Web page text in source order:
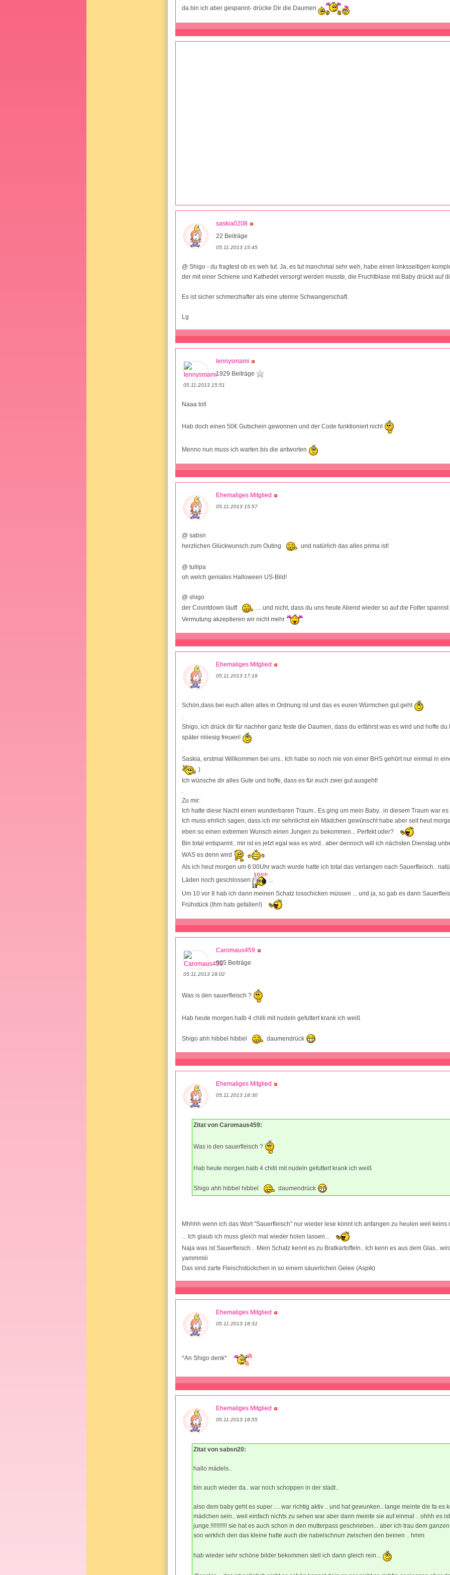
da bin ich aber gespannt- drücke Dir die Daumen
saskia0208
22 Beiträge
05.11.2013 15:45
@ Shigo - du fragtest ob es weh tut. Ja, es tut manchmal sehr weh, habe einen linksseitigen
der mit einer Schiene und Kathedet versorgt werden musste, die Fruchtblase mit Baby drückt auf
Es ist sicher schmerzhafter als eine uterine Schwangerschaft.
Lg
lennysmami
1929 Beiträge
05.11.2013 15:51
Naaa toll
Hab doch einen 50€ Gutschein gewonnen und der Code funktioniert nicht
Menno nun muss ich warten bis die antworten
Ehemaliges Mitglied
05.11.2013 15:57
@ sabsn
herzlichen Glückwunsch zum Outing
und natürlich das alles prima ist!
@ tullipa
oh welch geniales Halloween US-Bild!
@ shigo
der Countdown läuft
... und nicht, dass du uns heute Abend wieder so auf die Folter spannst
Vermutung akzeptieren wir nicht mehr
Ehemaliges Mitglied
05.11.2013 17:18
Schön,dass bei euch allen alles in Ordnung ist und das es euren Würmchen gut geht
Shigo, ich drück dir für nachher ganz feste die Daumen, dass du erfährst was es wird und hoffe du
später riiiiesig freuen!
Saskia, erstmal Willkommen bei uns.. Ich habe so noch nie von einer BHS gehört nur einmal in
)
Ich wünsche dir alles Gute und hoffe, dass es für euch zwei gut ausgeht!
Zu mir:
Ich hatte diese Nacht einen wunderbaren Traum.. Es ging um mein Baby.. in diesem Traum war
Ich muss ehrlich sagen, dass ich mir sehnlichst ein Mädchen gewünscht habe aber seit heut
eben so einen extremen Wunsch einen Jungen zu bekommen... Perfekt oder?
Bin total entspannt.. mir ist es jetzt egal was es wird.. aber dennoch will ich nächsten Dienstag
WAS es denn wird
Als ich heut morgen um 6:00Uhr wach wurde hatte ich total das verlangen nach Sauerfleisch..
Läden noch geschlossen
Um 10 vor 8 hab ich dann meinen Schatz losschicken müssen ... und ja, so gab es dann
Frühstück (Ihm hats gefallen!)
Caromaus459
905 Beiträge
05.11.2013 18:02
Was is den sauerfleisch ?
Hab heute morgen.halb 4 chilli mit nudeln gefuttert krank ich weiß
Shigo ahh hibbel hibbel daumendrück
Ehemaliges Mitglied
05.11.2013 18:30
Zitat von Caromaus459:
Was is den sauerfleisch ?
Hab heute morgen.halb 4 chilli mit nudeln gefuttert krank ich weiß
Shigo ahh hibbel hibbel daumendrück
Mhhhh wenn ich das Wort "Sauerfleisch" nur wieder lese könnt ich anfangen zu heulen weil keins
... Ich glaub ich muss gleich mal wieder holen lassen...
Naja was ist Sauerfleisch... Mein Schatz kennt es zu Bratkartoffeln.. Ich kenn es aus dem Glas..
yammmiii
Das sind zarte Fleischstückchen in so einem säuerlichen Gelee (Aspik)
Ehemaliges Mitglied
05.11.2013 18:31
*An Shigo denk*
Ehemaliges Mitglied
05.11.2013 18:55
Zitat von sabsn20:
hallo mädels..
bin auch wieder da.. war noch schoppen in der stadt..
also dem baby geht es super .... war richtig aktiv .. und hat gewunken.. lange meinte die fa es
mädchen sein.. weil einfach nichts zu sehen war aber dann meinte sie auf einmal .. ohhh es
junge.!!!!!!!!!!! sie hat es auch schon in den mutterpass geschrieben... aber ich trau dem
soo wirklich den das kleine hatte auch die nabelschnurr zwischen den beinen .. hmm
hab wieder sehr schöne bilder bekommen stell ich dann gleich rein...